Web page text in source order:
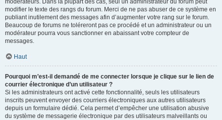
modérateurs. Dans la plupart des cas, seul un administrateur du forum peut
modifier le texte des rangs du forum. Merci de ne pas abuser de ce système en
publiant inutilement des messages afin d’augmenter votre rang sur le forum.
Beaucoup de forums ne toléreront pas ce procédé et un administrateur ou un
modérateur pourra vous sanctionner en abaissant votre compteur de
messages.
Haut
Pourquoi m’est-il demandé de me connecter lorsque je clique sur le lien de
courrier électronique d’un utilisateur ?
Si les administrateurs ont activé cette fonctionnalité, seuls les utilisateurs
inscrits peuvent envoyer des courriers électroniques aux autres utilisateurs
depuis un formulaire dédié. Cela permet d’empêcher une utilisation abusive
du système de messagerie électronique par des utilisateurs malveillants ou